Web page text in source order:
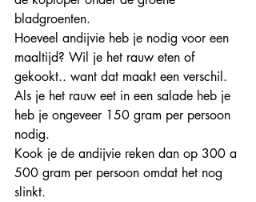
bladgroenten.
Hoeveel andijvie heb je nodig voor een
maaltijd? Wil je het rauw eten of
gekookt.. want dat maakt een verschil.
Als je het rauw eet in een salade heb je
heb je ongeveer 150 gram per persoon
nodig.
Kook je de andijvie reken dan op 300 a
500 gram per persoon omdat het nog
slinkt.